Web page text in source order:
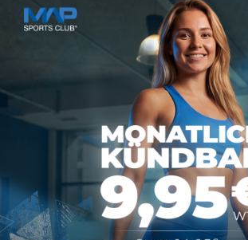
und probiert es aus!!
Wir freuen uns auf dich!
Kontakt
MAP SPORTS CLUB
Rheinstraße 4h
55116 Mainz
hallo@map-sportsclub.de